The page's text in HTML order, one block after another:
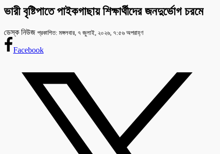
ভারী বৃষ্টিপাতে পাইকগাছায় শিক্ষার্থীদের জনদুর্ভোগ চরমে
ডেস্ক নিউজ প্রকাশিত: মঙ্গলবার, ৭ জুলাই, ২০২৬, ৭:৫৬ অপরাহ্ণ
Facebook